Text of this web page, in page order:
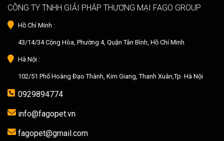
CÔNG TY TNHH GIẢI PHÁP THƯƠNG MẠI FAGO GROUP
Hồ Chí Minh :
43/14/34 Cộng Hòa, Phường 4, Quận Tân Bình, Hồ Chí Minh
Hà Nội :
102/51 Phố Hoàng Đạo Thành, Kim Giang, Thanh Xuân,Tp. Hà Nội
0929894774
info@fagopet.vn
fagopet@gmail.com